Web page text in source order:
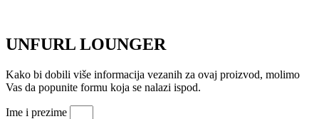
UNFURL LOUNGER
Kako bi dobili više informacija vezanih za ovaj proizvod, molimo
Vas da popunite formu koja se nalazi ispod.
Ime i prezime